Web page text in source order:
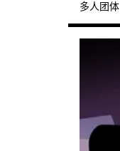
多人团体